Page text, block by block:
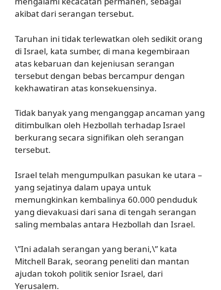
akibat dari serangan tersebut.
Taruhan ini tidak terlewatkan oleh sedikit orang
di Israel, kata sumber, di mana kegembiraan
atas kebaruan dan kejeniusan serangan
tersebut dengan bebas bercampur dengan
kekhawatiran atas konsekuensinya.
Tidak banyak yang menganggap ancaman yang
ditimbulkan oleh Hezbollah terhadap Israel
berkurang secara signifikan oleh serangan
tersebut.
Israel telah mengumpulkan pasukan ke utara –
yang sejatinya dalam upaya untuk
memungkinkan kembalinya 60.000 penduduk
yang dievakuasi dari sana di tengah serangan
saling membalas antara Hezbollah dan Israel.
\”Ini adalah serangan yang berani,\” kata
Mitchell Barak, seorang peneliti dan mantan
ajudan tokoh politik senior Israel, dari
Yerusalem.